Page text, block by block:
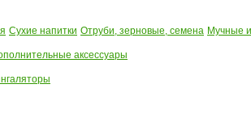
Сухие напитки Отруби, зерновые, семена Мучные
аксессуары